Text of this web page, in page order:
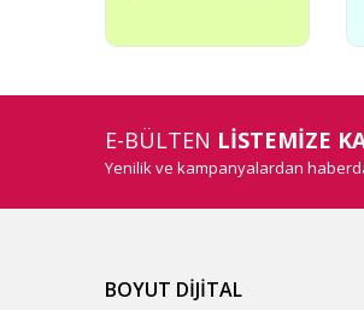
E-BÜLTEN LİSTEMİZE
Yenilik ve kampanyalardan
BOYUT DİJİTAL